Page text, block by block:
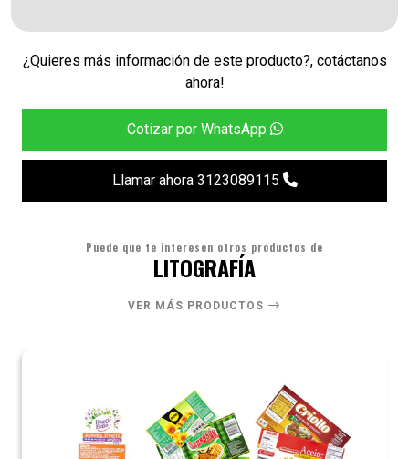
¿Quieres más información de este producto?, cotáctanos
ahora!
Cotizar por WhatsApp
Llamar ahora 3123089115
Puede que te interesen otros productos de
LITOGRAFÍA
VER MÁS PRODUCTOS